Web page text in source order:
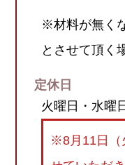
※材料が無く
とさせて頂く
定休日
火曜日・水曜